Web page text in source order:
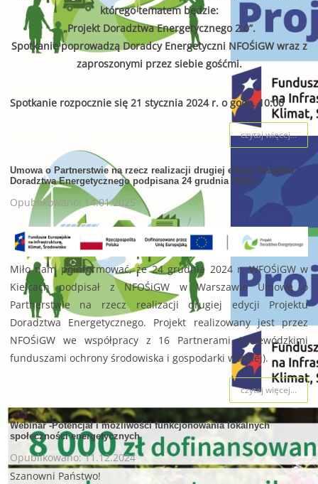
którego tematem będzie:
„Projekt Doradztwa Energetycznego 2.0”.
Spotkanie poprowadzą Doradcy Energetyczni NFOŚiGW wraz z
zaproszonymi przez siebie gośćmi.
Spotkanie rozpocznie się 21 stycznia 2024 r. o godz. 10:00
czytaj więcej...
Umowa o Partnerstwie na rzecz realizacji drugiej edycji Projektu
Doradztwa Energetycznego podpisana 24 grudnia 2024 r.
Opublikowano: 14.01.2025
Miło nam poinformować, że 24 grudnia 2024 r. WFOŚiGW w
Kielcach podpisał z NFOŚiGW w Warszawie Umowę o
Partnerstwie na rzecz realizacji drugiej edycji Projektu
Doradztwa Energetycznego. Projekt realizowany jest przez
NFOŚiGW we współpracy z 16 Partnerami (wojewódzkimi
funduszami ochrony środowiska i gospodarki wodnej).
czytaj więcej...
Webinar -Potencjał i możliwości funkcjonowania lokalnych
społeczności energetycznych
Opublikowano: 11.12.2024
Szanowni Państwo!